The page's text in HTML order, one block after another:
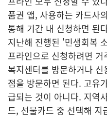
품권 앱, 사용하는 카드사
통해 기간 내 신청하면 된
지난해 진행된 '민생회복
프라인으로 신청하려면 거
복지센터를 방문하거나 신
점을 방문하면 된다. 고유
급되는 것이 아니다. 지역
드, 선불카드 중 선택해 지